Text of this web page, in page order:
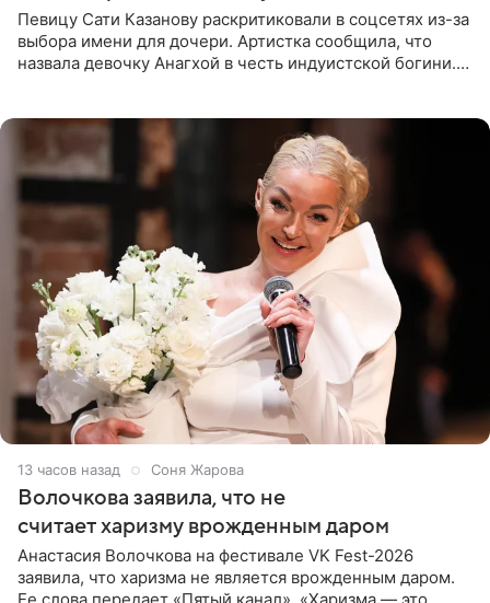
Певицу Сати Казанову раскритиковали в соцсетях из-за
выбора имени для дочери. Артистка сообщила, что
назвала девочку Анагхой в честь индуистской богини.
13 часов назад Соня Жарова
Волочкова заявила, что не
считает харизму врожденным даром
Анастасия Волочкова на фестивале VK Fest-2026
заявила, что харизма не является врожденным даром.